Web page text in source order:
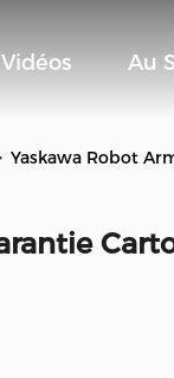
Vidéos Au
Yaskawa Robot